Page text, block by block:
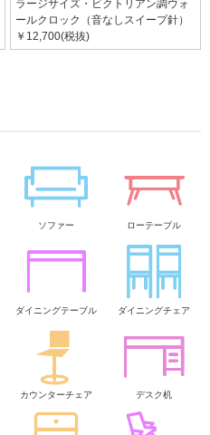
ラージサイズ・ビクトリアン調ウォ
ールクロック（音なしスイープ針）
￥12,700(税抜)
ソファー ローテーブル
ダイニングテーブル ダイニングチェア
カウンターチェア デスク机